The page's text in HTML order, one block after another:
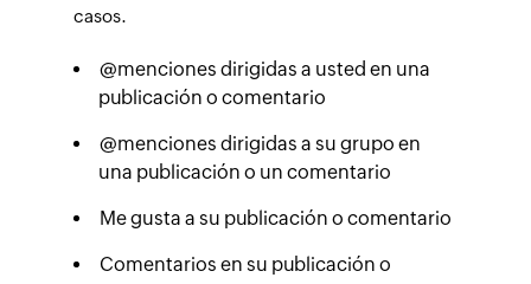
casos.
@menciones dirigidas a usted en una
publicación o comentario
@menciones dirigidas a su grupo en
una publicación o un comentario
Me gusta a su publicación o comentario
Comentarios en su publicación o